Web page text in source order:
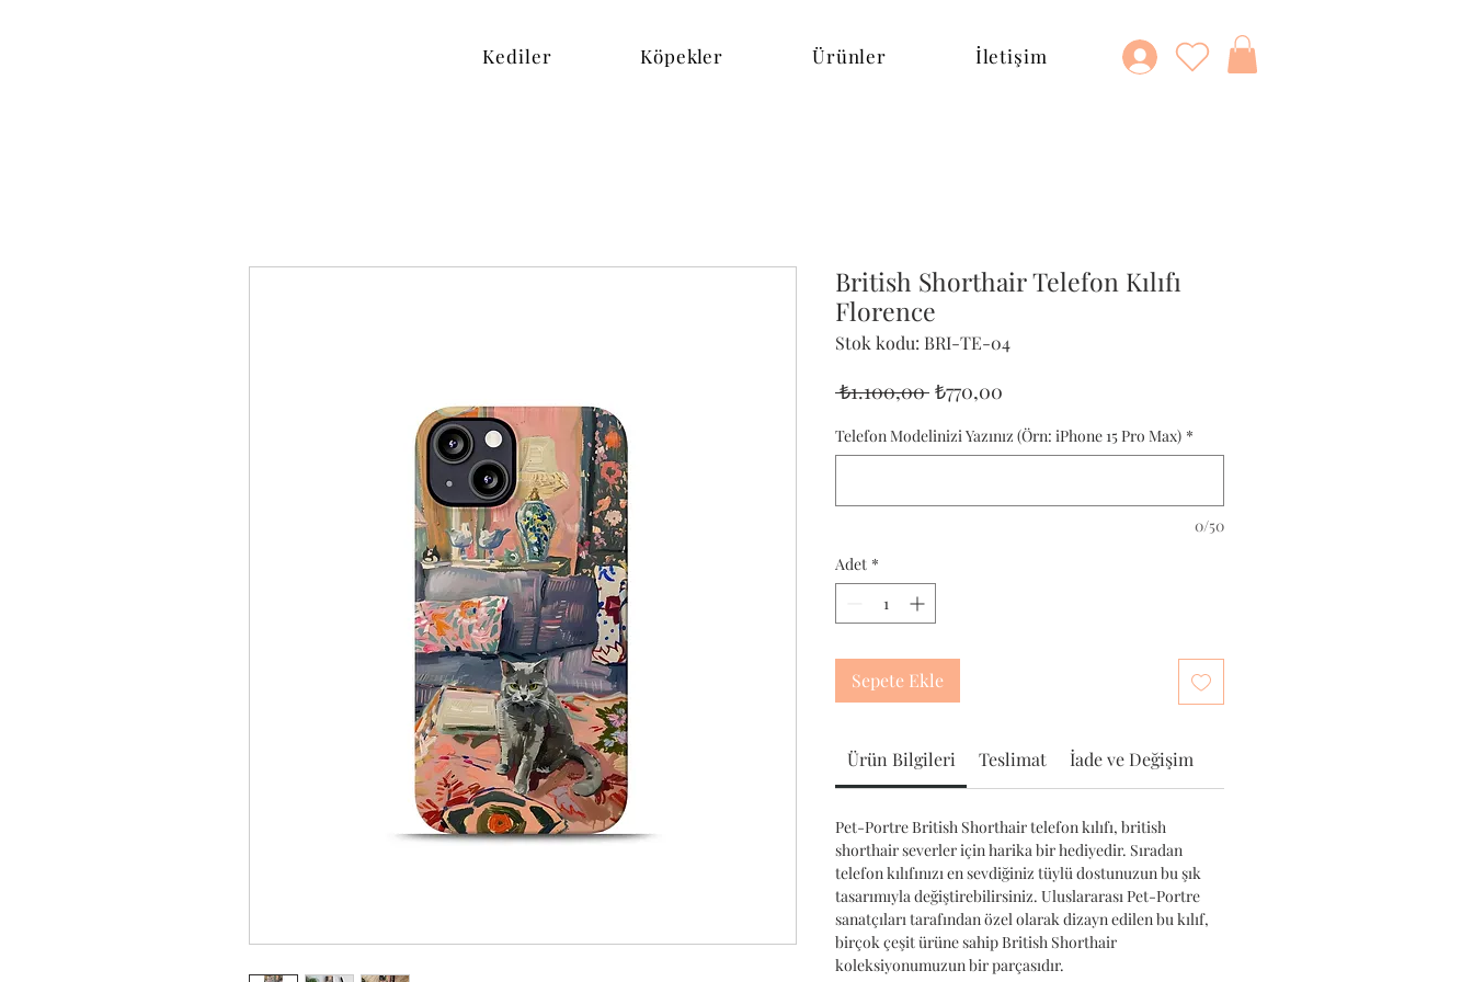
Kediler Köpekler Ürünler İletişim
British Shorthair Telefon Kılıfı
Florence
Stok kodu: BRI-TE-04
₺1.100,00 Normal
₺770,00
Telefon Modelinizi Yazınız (Örn: iPhone 15 Pro Max) *
0/50
Adet *
Sepete Ekle
Ürün Bilgileri Teslimat İade ve Değişim
Pet-Portre British Shorthair telefon kılıfı, british
shorthair severler için harika bir hediyedir. Sıradan
telefon kılıfınızı en sevdiğiniz tüylü dostunuzun bu şık
tasarımıyla değiştirebilirsiniz. Uluslararası Pet-Portre
sanatçıları tarafından özel olarak dizayn edilen bu kılıf,
birçok çeşit ürüne sahip British Shorthair
koleksiyonumuzun bir parçasıdır.